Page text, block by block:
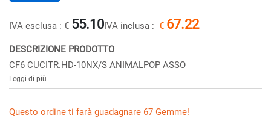
IVA esclusa : € 55.10IVA inclusa : € 67.22
DESCRIZIONE PRODOTTO
CF6 CUCITR.HD-10NX/S ANIMALPOP ASSO
Leggi di più
Questo ordine ti farà guadagnare 67 Gemme!